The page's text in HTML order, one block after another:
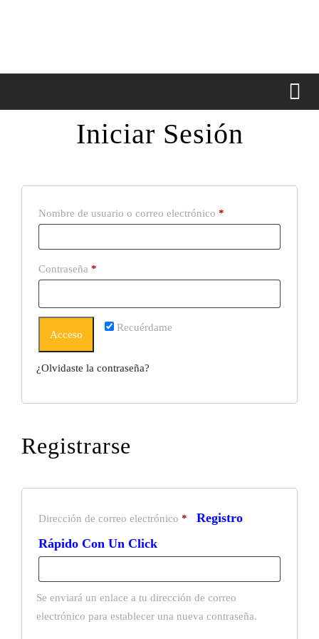
Iniciar Sesión
Nombre de usuario o correo electrónico *
Contraseña *
Recuérdame
Acceso
¿Olvidaste la contraseña?
Registrarse
Dirección de correo electrónico *
Se enviará un enlace a tu dirección de correo
electrónico para establecer una nueva contraseña.